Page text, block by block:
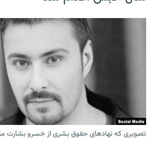
تصویری که نهادهای حقوق بشری از خسرو بشارت